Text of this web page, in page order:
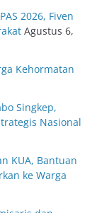
2026, Fiven
Agustus 6,
Kehormatan
Singkep,
Nasional
KUA, Bantuan
ke Warga